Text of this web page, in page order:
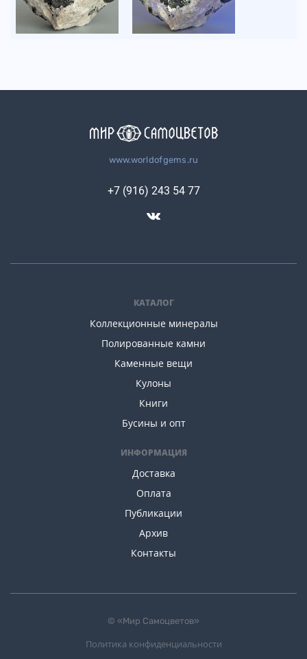
www.worldofgems.ru
КАТАЛОГ
Коллекционные минералы
Полированные камни
Каменные вещи
Кулоны
Книги
Бусины и опт
ИНФОРМАЦИЯ
Доставка
Оплата
Публикации
Архив
Контакты
+7 (916) 243 54 77
© «Мир Самоцветов»
Политика конфиденциальности